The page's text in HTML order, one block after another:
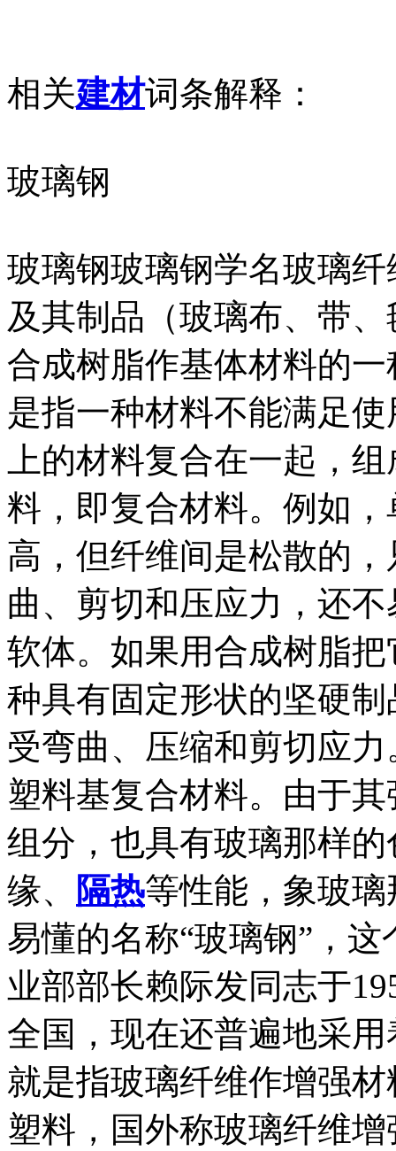
相关建材词条解释：
玻璃钢
玻璃钢玻璃钢学名玻璃纤
及其制品（玻璃布、带
合成树脂作基体材料的
是指一种材料不能满足
上的材料复合在一起，
料，即复合材料。例如
高，但纤维间是松散的
曲、剪切和压应力，还
软体。如果用合成树脂
种具有固定形状的坚硬
受弯曲、压缩和剪切应
塑料基复合材料。由于
组分，也具有玻璃那样
缘、
隔热等性能，象玻
易懂的名称“玻璃钢”，
业部部长赖际发同志于
全国，现在还普遍地采
就是指玻璃纤维作增强
塑料，国外称玻璃纤维